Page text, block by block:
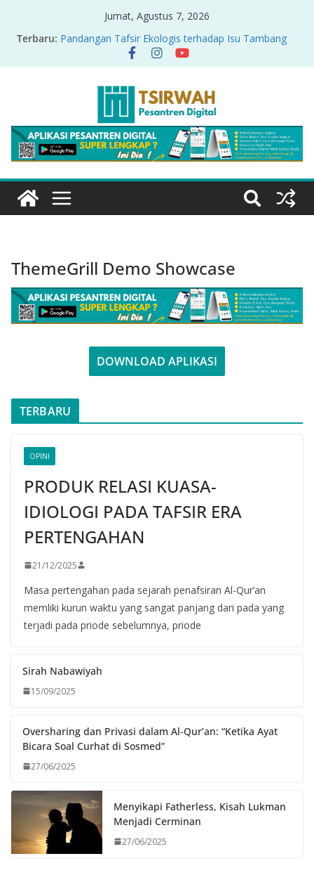
Jumat, Agustus 7, 2026
Terbaru: Pandangan Tafsir Ekologis terhadap Isu Tambang
Nikel di Raja Ampat
PRODUK RELASI KUASA-IDIOLOGI PADA TAFSIR
Sirah Nabawiyah
Oversharing dan Privasi dalam Al-Qur’an: “Ketika
Ayat Bicara Soal Curhat di Sosmed”
Menyikapi Fatherless, Kisah Lukman Menjadi
Cerminan
ThemeGrill Demo Showcase
DOWNLOAD APLIKASI
TERBARU
OPINI
PRODUK RELASI KUASA-
IDIOLOGI PADA TAFSIR ERA
PERTENGAHAN
21/12/2025
Masa pertengahan pada sejarah penafsiran Al-Qur’an
memliki kurun waktu yang sangat panjang dari pada yang
terjadi pada priode sebelumnya, priode
Sirah Nabawiyah
15/09/2025
Oversharing dan Privasi dalam Al-Qur’an: “Ketika Ayat
Bicara Soal Curhat di Sosmed”
27/06/2025
Menyikapi Fatherless, Kisah Lukman
Menjadi Cerminan
27/06/2025